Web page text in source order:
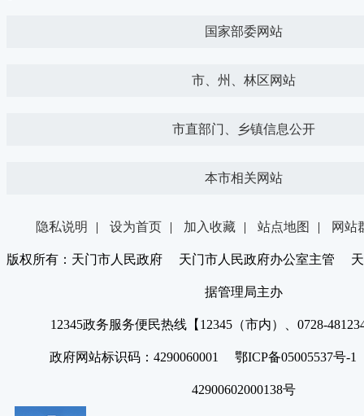
国家部委网站
市、州、林区网站
市直部门、乡镇信息公开
本市相关网站
隐私说明 | 设为首页 | 加入收藏 | 站点地图 | 网站
版权所有：天门市人民政府 天门市人民政府办公室主管 天
据管理局主办
12345政务服务便民热线【12345（市内）、0728-
政府网站标识码：4290060001 鄂ICP备05005537号
42900602000138号